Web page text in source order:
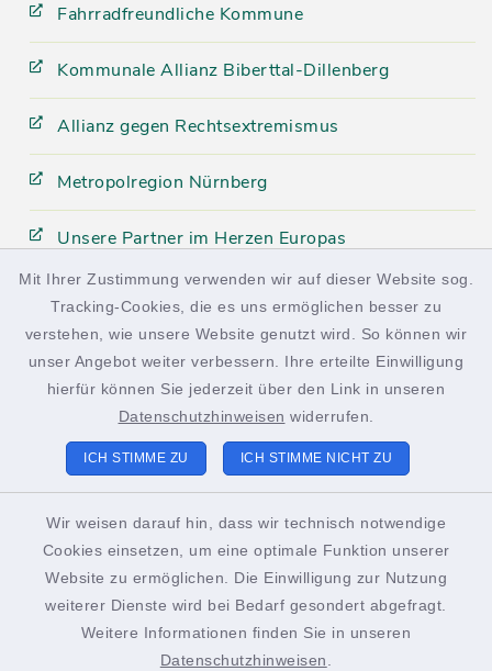
Mit Ihrer Zustimmung verwenden wir auf dieser Website sog.
Tracking-Cookies, die es uns ermöglichen besser zu
verstehen, wie unsere Website genutzt wird. So können wir
unser Angebot weiter verbessern. Ihre erteilte Einwilligung
hierfür können Sie jederzeit über den Link in unseren
Datenschutzhinweisen widerrufen.
ICH STIMME ZU ICH STIMME NICHT ZU
Wir weisen darauf hin, dass wir technisch notwendige
Cookies einsetzen, um eine optimale Funktion unserer
Website zu ermöglichen. Die Einwilligung zur Nutzung
weiterer Dienste wird bei Bedarf gesondert abgefragt.
Weitere Informationen finden Sie in unseren
Datenschutzhinweisen
Fahrradfreundliche Kommune
Kommunale Allianz Biberttal-Dillenberg
Allianz gegen Rechtsextremismus
Metropolregion Nürnberg
Unsere Partner im Herzen Europas
facebook
instagram
Kontakt
Datenschutz
Impressum
Sitemap